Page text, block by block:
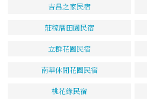
吉昌之家民宿
莊稼厝田園民宿
立群花園民宿
南華休閒花園民宿
桃花緣民宿